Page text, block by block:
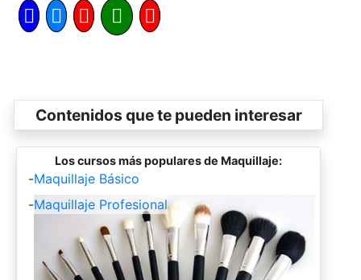
Contenidos que te pueden interesar
Los cursos más populares de Maquillaje:
-Maquillaje Básico
-Maquillaje Profesional